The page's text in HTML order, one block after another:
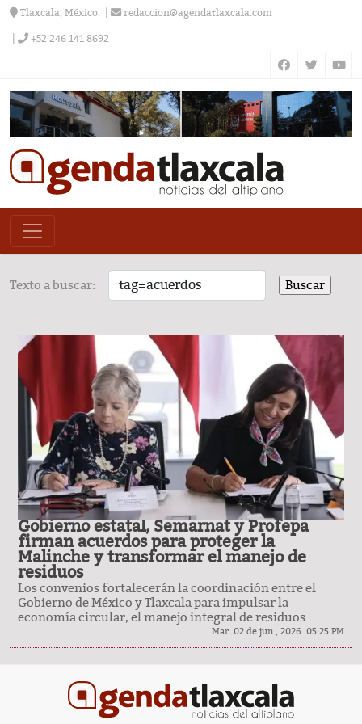
Tlaxcala, México. redaccion@agendatlaxcala.com
+52 246 141 8692
Texto a buscar:
Gobierno estatal, Semarnat y Profepa
firman acuerdos para proteger la
Malinche y transformar el manejo de
residuos
Los convenios fortalecerán la coordinación entre el
Gobierno de México y Tlaxcala para impulsar la
economía circular, el manejo integral de residuos
Mar. 02 de jun., 2026. 05:25 PM